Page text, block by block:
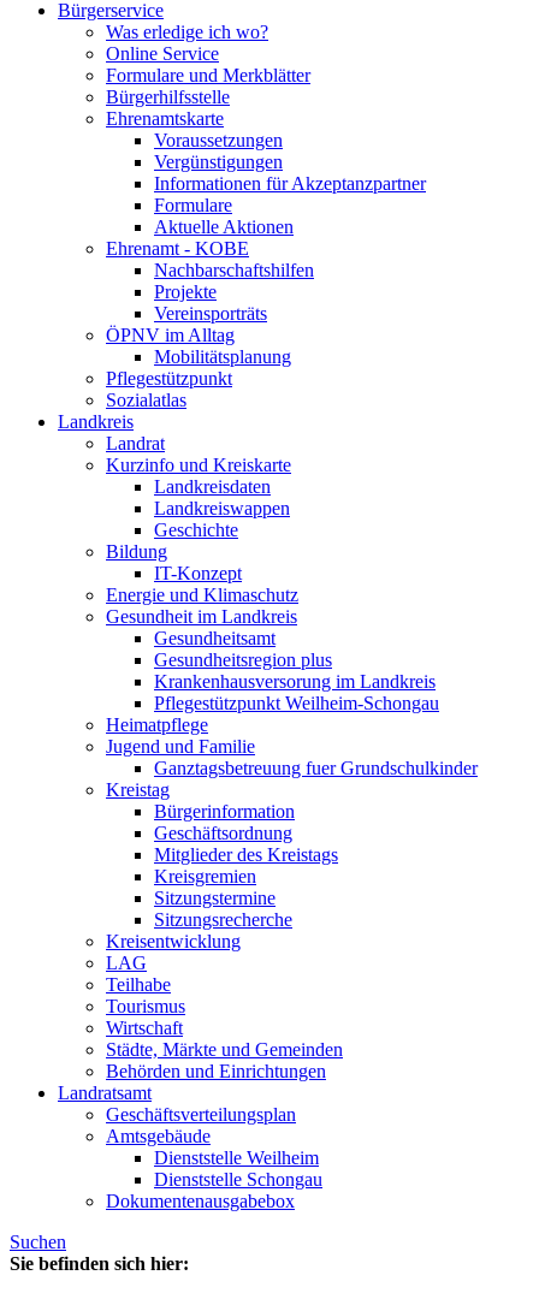
Bürgerservice
Was erledige ich wo?
Online Service
Formulare und Merkblätter
Bürgerhilfsstelle
Ehrenamtskarte
Voraussetzungen
Vergünstigungen
Informationen für Akzeptanzpartner
Formulare
Aktuelle Aktionen
Ehrenamt - KOBE
Nachbarschaftshilfen
Projekte
Vereinsporträts
ÖPNV im Alltag
Mobilitätsplanung
Pflegestützpunkt
Sozialatlas
Landkreis
Landrat
Kurzinfo und Kreiskarte
Landkreisdaten
Landkreiswappen
Geschichte
Bildung
IT-Konzept
Energie und Klimaschutz
Gesundheit im Landkreis
Gesundheitsamt
Gesundheitsregion plus
Krankenhausversorung im Landkreis
Pflegestützpunkt Weilheim-Schongau
Heimatpflege
Jugend und Familie
Ganztagsbetreuung fuer Grundschulkinder
Kreistag
Bürgerinformation
Geschäftsordnung
Mitglieder des Kreistags
Kreisgremien
Sitzungstermine
Sitzungsrecherche
Kreisentwicklung
LAG
Teilhabe
Tourismus
Wirtschaft
Städte, Märkte und Gemeinden
Behörden und Einrichtungen
Landratsamt
Geschäftsverteilungsplan
Amtsgebäude
Dienststelle Weilheim
Dienststelle Schongau
Dokumentenausgabebox
Suchen
Sie befinden sich hier: